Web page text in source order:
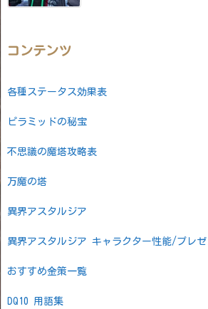
コンテンツ
各種ステータス効果表
ピラミッドの秘宝
不思議の魔塔攻略表
万魔の塔
異界アスタルジア
異界アスタルジア キャラクター性能/プレ
おすすめ金策一覧
DQ10 用語集